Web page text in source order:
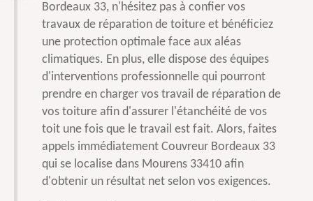
Bordeaux 33, n'hésitez pas à confier vos
travaux de réparation de toiture et bénéficiez
une protection optimale face aux aléas
climatiques. En plus, elle dispose des équipes
d'interventions professionnelle qui pourront
prendre en charger vos travail de réparation de
vos toiture afin d'assurer l'étanchéité de vos
toit une fois que le travail est fait. Alors, faites
appels immédiatement Couvreur Bordeaux 33
qui se localise dans Mourens 33410 afin
d'obtenir un résultat net selon vos exigences.